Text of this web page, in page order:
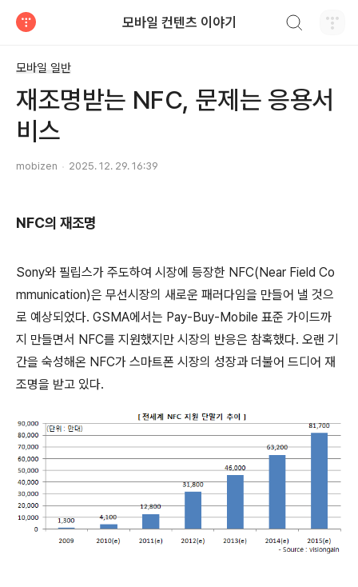
모바일 컨텐츠 이야기
모바일 일반
재조명받는 NFC, 문제는 응용서
비스
mobizen 2025. 12. 29. 16:39
NFC의 재조명
Sony와 필립스가 주도하여 시장에 등장한 NFC(Near Field Co
mmunication)은 무선시장의 새로운 패러다임을 만들어 낼 것으
로 예상되었다. GSMA에서는 Pay-Buy-Mobile 표준 가이드까
지 만들면서 NFC를 지원했지만 시장의 반응은 참혹했다. 오랜 기
간을 숙성해온 NFC가 스마트폰 시장의 성장과 더불어 드디어 재
조명을 받고 있다.